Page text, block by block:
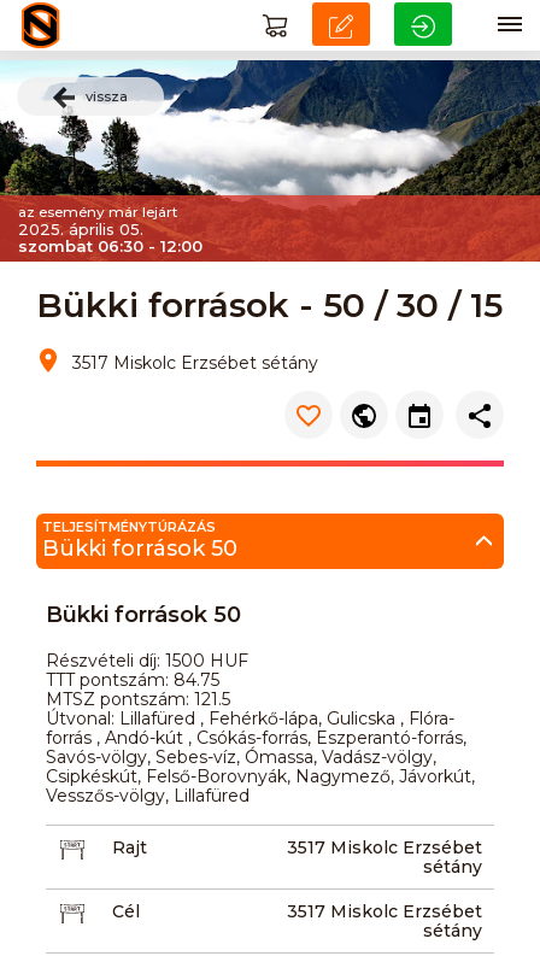
vissza
az esemény már lejárt
2025. április 05.
szombat 06:30 - 12:00
Bükki források - 50 / 30 / 15
3517 Miskolc Erzsébet sétány
TELJESÍTMÉNYTÚRÁZÁS
Bükki források 50
Bükki források 50
Részvételi díj: 1500 HUF
TTT pontszám: 84.75
MTSZ pontszám: 121.5
Útvonal: Lillafüred , Fehérkő-lápa, Gulicska , Flóra-
forrás , Andó-kút , Csókás-forrás, Eszperantó-forrás,
Savós-völgy, Sebes-víz, Ómassa, Vadász-völgy,
Csipkéskút, Felső-Borovnyák, Nagymező, Jávorkút,
Vesszős-völgy, Lillafüred
Rajt
3517 Miskolc Erzsébet
sétány
Cél
3517 Miskolc Erzsébet
sétány